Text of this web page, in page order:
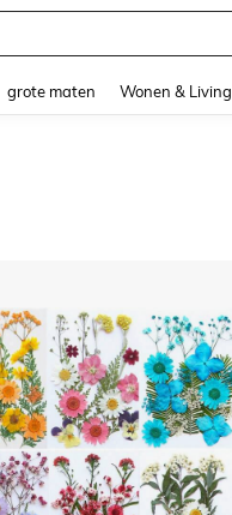
grote maten Wonen & Living